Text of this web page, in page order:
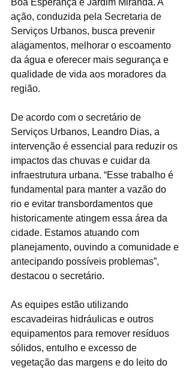
Boa Esperança e Jardim Miranda. A
ação, conduzida pela Secretaria de
Serviços Urbanos, busca prevenir
alagamentos, melhorar o escoamento
da água e oferecer mais segurança e
qualidade de vida aos moradores da
região.
De acordo com o secretário de
Serviços Urbanos, Leandro Dias, a
intervenção é essencial para reduzir os
impactos das chuvas e cuidar da
infraestrutura urbana. “Esse trabalho é
fundamental para manter a vazão do
rio e evitar transbordamentos que
historicamente atingem essa área da
cidade. Estamos atuando com
planejamento, ouvindo a comunidade e
antecipando possíveis problemas”,
destacou o secretário.
As equipes estão utilizando
escavadeiras hidráulicas e outros
equipamentos para remover resíduos
sólidos, entulho e excesso de
vegetação das margens e do leito do